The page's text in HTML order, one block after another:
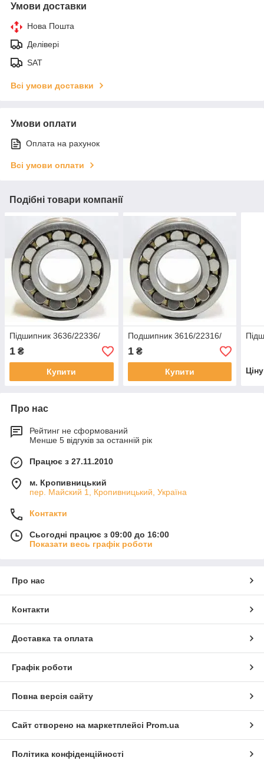
Умови доставки
Нова Пошта
Делівері
SAT
Всі умови доставки
Умови оплати
Оплата на рахунок
Всі умови оплати
Подібні товари компанії
Підшипник 3636/22336/
1 ₴
Купити
Подшипник 3616/22316/
1₴
Купити
Про нас
Рейтинг не сформований
Менше 5 відгуків за останній рік
Працює з 27.11.2010
м. Кропивницький
пер. Майский 1, Кропивницький, Україна
Контакти
Сьогодні працює з 09:00 до 16:00
Показати весь графік роботи
Про нас
Контакти
Доставка та оплата
Графік роботи
Повна версія сайту
Сайт створено на маркетплейсі Prom.ua
Політика конфіденційності